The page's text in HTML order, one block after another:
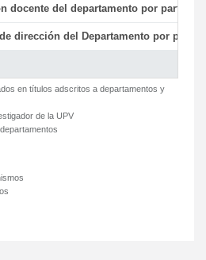
docente del departamento por parte
dirección del Departamento por parte
en títulos adscritos a departamentos y
de la UPV